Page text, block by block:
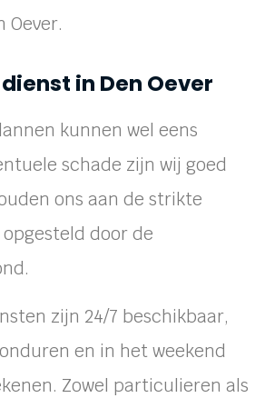
Oever.
in Den Oever
kunnen wel eens
schade zijn wij goed
ons aan de strikte
door de
zijn 24/7 beschikbaar,
en in het weekend
Zowel particulieren als